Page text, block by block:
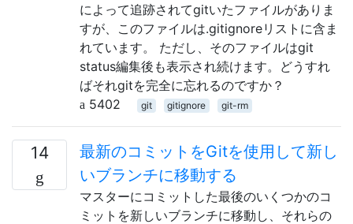
によって追跡されてgitいたファイルがありま
すが、このファイルは.gitignoreリストに含ま
れています。 ただし、そのファイルはgit
status編集後も表示され続けます。どうすれ
ばそれgitを完全に忘れるのですか？
5402
git gitignore git-rm
14
最新のコミットをGitを使用して新し
いブランチに移動する
マスターにコミットした最後のいくつかのコ
ミットを新しいブランチに移動し、それらの